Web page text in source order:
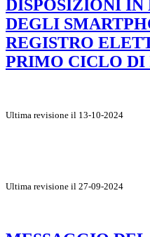
DISPOSIZIONI
DEGLI
REGISTRO
PRIMO CICLO DI
Ultima revisione il 13-10-2024
Ultima revisione il 27-09-2024